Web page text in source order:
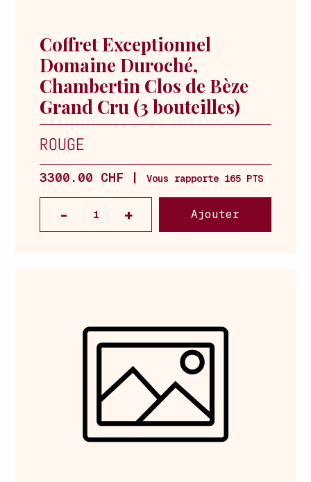
Coffret Exceptionnel
Domaine Duroché,
Chambertin Clos de Bèze
Grand Cru (3 bouteilles)
ROUGE
3300.00 CHF | Vous rapporte 165 PTS
Ajouter